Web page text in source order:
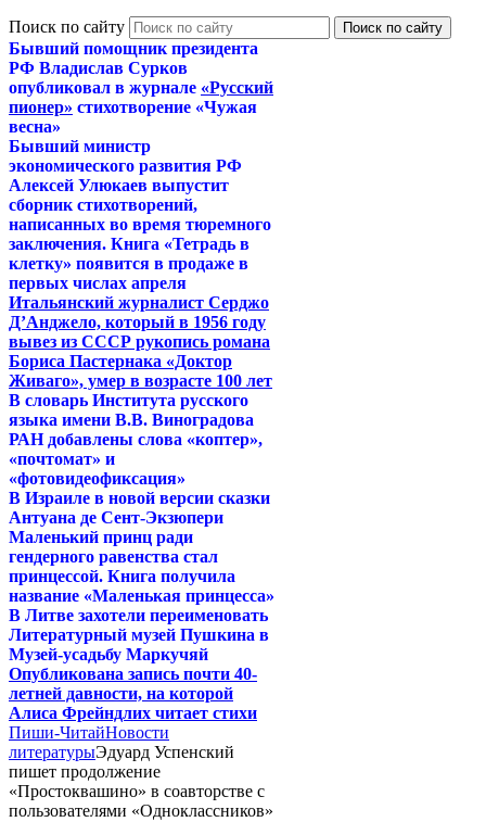
Поиск по сайту
Бывший помощник президента
РФ Владислав Сурков
опубликовал в журнале «Русский
пионер» стихотворение «Чужая
весна»
Бывший министр
экономического развития РФ
Алексей Улюкаев выпустит
сборник стихотворений,
написанных во время тюремного
заключения. Книга «Тетрадь в
клетку» появится в продаже в
первых числах апреля
Итальянский журналист Серджо
Д’Анджело, который в 1956 году
вывез из СССР рукопись романа
Бориса Пастернака «Доктор
Живаго», умер в возрасте 100 лет
В словарь Института русского
языка имени В.В. Виноградова
РАН добавлены слова «коптер»,
«почтомат» и
«фотовидеофиксация»
В Израиле в новой версии сказки
Антуана де Сент-Экзюпери
Маленький принц ради
гендерного равенства стал
принцессой. Книга получила
название «Маленькая принцесса»
В Литве захотели переименовать
Литературный музей Пушкина в
Музей-усадьбу Маркучяй
Опубликована запись почти 40-
летней давности, на которой
Алиса Фрейндлих читает стихи
Пиши-ЧитайНовости
литературыЭдуард Успенский
пишет продолжение
«Простоквашино» в соавторстве с
пользователями «Одноклассников»